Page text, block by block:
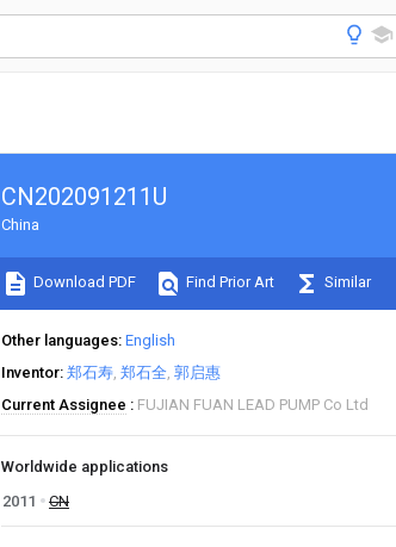
CN202091211U
China
Download PDF Find Prior Art Similar
Other languages English
Inventor 郑石寿 郑石全 郭启惠
Current Assignee
FUJIAN FUAN LEAD PUMP Co Ltd
Worldwide applications
2011
CN